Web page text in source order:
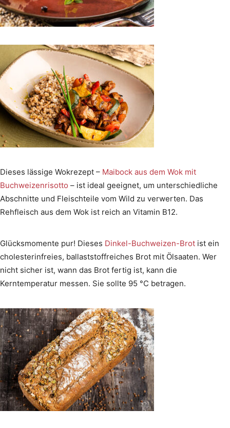
Dieses lässige Wokrezept – Maibock aus dem Wok mit
Buchweizenrisotto – ist ideal geeignet, um unterschiedliche
Abschnitte und Fleischteile vom Wild zu verwerten. Das
Rehfleisch aus dem Wok ist reich an Vitamin B12.
Glücksmomente pur! Dieses Dinkel-Buchweizen-Brot ist ein
cholesterinfreies, ballaststoffreiches Brot mit Ölsaaten. Wer
nicht sicher ist, wann das Brot fertig ist, kann die
Kerntemperatur messen. Sie sollte 95 °C betragen.